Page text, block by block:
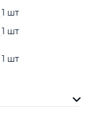
1 шт
1 шт
1 шт